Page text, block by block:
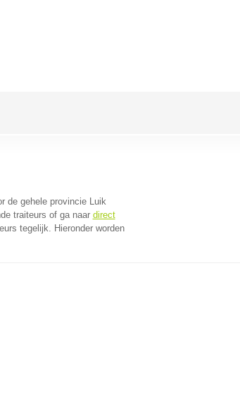
de gehele provincie Luik
traiteurs of ga naar direct
tegelijk. Hieronder worden